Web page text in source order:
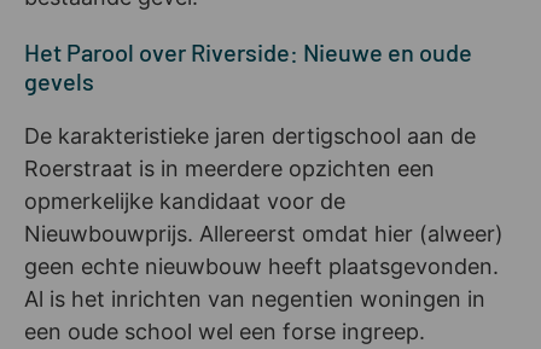
Het Parool over Riverside: Nieuwe en oude
gevels
De karakteristieke jaren dertigschool aan de
Roerstraat is in meerdere opzichten een
opmerkelijke kandidaat voor de
Nieuwbouwprijs. Allereerst omdat hier (alweer)
geen echte nieuwbouw heeft plaatsgevonden.
Al is het inrichten van negentien woningen in
een oude school wel een forse ingreep.